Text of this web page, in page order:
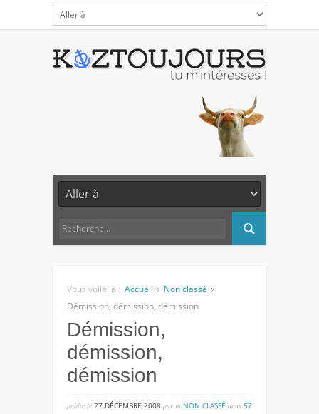
Vous voilà là : Accueil
Non classé
Démission, démission, démission
Démission,
démission,
démission
publié lé 27 DÉCEMBRE 2008 par in NON CLASSÉ dans 57